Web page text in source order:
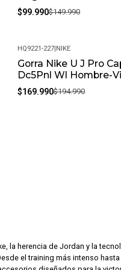
$99.990$149.990
-13%
HQ9221-227|NIKE
Gorra Nike U J Pro
Dc5Pnl Wl Hombre-
$169.990$194.990
la herencia de Jordan y la
el training más intenso